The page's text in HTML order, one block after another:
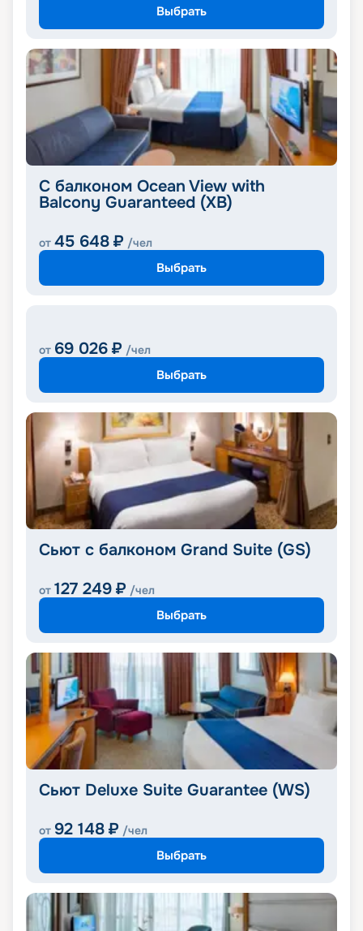
Выбрать
С балконом Ocean View with
Balcony Guaranteed (XB)
от 45 648 ₽ /чел
Выбрать
от 69 026 ₽ /чел
Выбрать
Сьют с балконом Grand Suite (GS)
от 127 249 ₽ /чел
Выбрать
Сьют Deluxe Suite Guarantee (WS)
от 92 148 ₽ /чел
Выбрать